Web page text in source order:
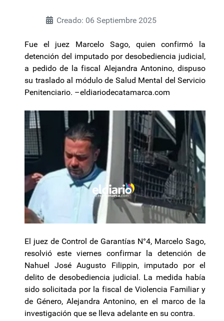
Creado: 06 Septiembre 2025
Fue el juez Marcelo Sago, quien confirmó la
detención del imputado por desobediencia judicial,
a pedido de la fiscal Alejandra Antonino, dispuso
su traslado al módulo de Salud Mental del Servicio
Penitenciario. –eldiariodecatamarca.com
El juez de Control de Garantías N°4, Marcelo Sago,
resolvió este viernes confirmar la detención de
Nahuel José Augusto Filippin, imputado por el
delito de desobediencia judicial. La medida había
sido solicitada por la fiscal de Violencia Familiar y
de Género, Alejandra Antonino, en el marco de la
investigación que se lleva adelante en su contra.